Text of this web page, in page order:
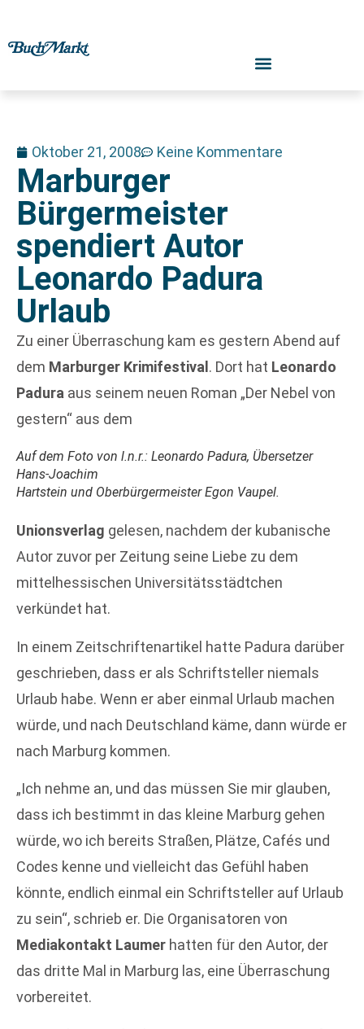
Oktober 21, 2008 Keine Kommentare
Marburger
Bürgermeister
spendiert Autor
Leonardo Padura
Urlaub
Zu einer Überraschung kam es gestern Abend auf
dem Marburger Krimifestival . Dort hat Leonardo
Padura aus seinem neuen Roman „Der Nebel von
gestern“ aus dem
Auf dem Foto von l.n.r.: Leonardo Padura, Übersetzer
Hans-Joachim
Hartstein und Oberbürgermeister Egon Vaupel.
Unionsverlag gelesen, nachdem der kubanische
Autor zuvor per Zeitung seine Liebe zu dem
mittelhessischen Universitätsstädtchen
verkündet hat.
In einem Zeitschriftenartikel hatte Padura darüber
geschrieben, dass er als Schriftsteller niemals
Urlaub habe. Wenn er aber einmal Urlaub machen
würde, und nach Deutschland käme, dann würde er
nach Marburg kommen.
„Ich nehme an, und das müssen Sie mir glauben,
dass ich bestimmt in das kleine Marburg gehen
würde, wo ich bereits Straßen, Plätze, Cafés und
Codes kenne und vielleicht das Gefühl haben
könnte, endlich einmal ein Schriftsteller auf Urlaub
zu sein“, schrieb er. Die Organisatoren von
Mediakontakt Laumer hatten für den Autor, der
das dritte Mal in Marburg las, eine Überraschung
vorbereitet.